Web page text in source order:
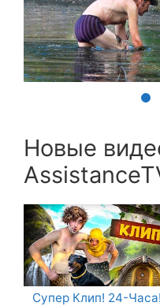
Новые
Супер Клип! 24-Часа!